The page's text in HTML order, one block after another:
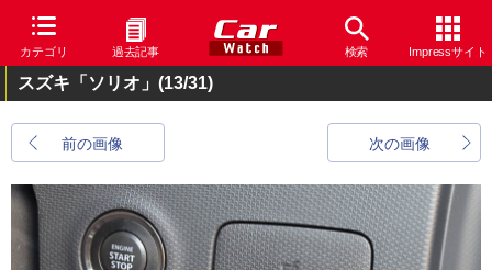
カテゴリ 過去記事 検索 Impressサイト
スズキ「ソリオ」 (13/31)
前の画像 次の画像